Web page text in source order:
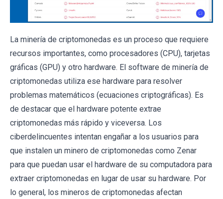
La minería de criptomonedas es un proceso que requiere
recursos importantes, como procesadores (CPU), tarjetas
gráficas (GPU) y otro hardware. El software de minería de
criptomonedas utiliza ese hardware para resolver
problemas matemáticos (ecuaciones criptográficas). Es
de destacar que el hardware potente extrae
criptomonedas más rápido y viceversa. Los
ciberdelincuentes intentan engañar a los usuarios para
que instalen un minero de criptomonedas como Zenar
para que puedan usar el hardware de su computadora para
extraer criptomonedas en lugar de usar su hardware. Por
lo general, los mineros de criptomonedas afectan